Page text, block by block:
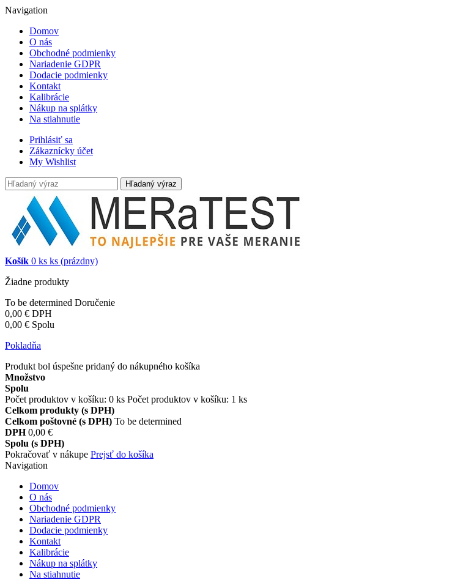
Navigation
Domov
O nás
Obchodné podmienky
Nariadenie GDPR
Dodacie podmienky
Kontakt
Kalibrácie
Nákup na splátky
Na stiahnutie
Prihlásiť sa
Zákaznícky účet
My Wishlist
Hľadaný výraz
Košík 0 ks ks (prázdny)
Žiadne produkty
To be determined Doručenie
0,00 € DPH
0,00 € Spolu
Pokladňa
Produkt bol úspešne pridaný do nákupného košíka
Množstvo
Spolu
Počet produktov v košíku: 0 ks Počet produktov v košíku: 1 ks
Celkom produkty (s DPH)
Celkom poštovné (s DPH) To be determined
DPH 0,00 €
Spolu (s DPH)
Pokračovať v nákupe Prejsť do košíka
Navigation
Domov
O nás
Obchodné podmienky
Nariadenie GDPR
Dodacie podmienky
Kontakt
Kalibrácie
Nákup na splátky
Na stiahnutie